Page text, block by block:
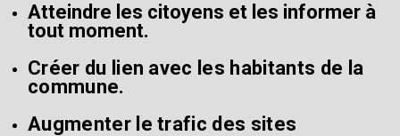
Atteindre les citoyens et les informer à
tout moment.
Créer du lien avec les habitants de la
commune.
Augmenter le trafic des sites